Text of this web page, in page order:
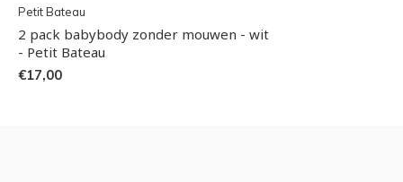
Petit Bateau
2 pack babybody zonder mouwen - wit
- Petit Bateau
€17,00